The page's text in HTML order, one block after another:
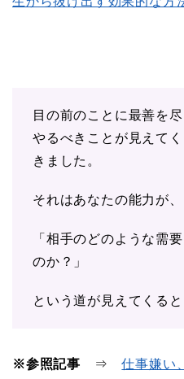
目の前のことに最善を
やるべきことが見えて
きました。
それはあなたの能力が、
「相手のどのような需
のか？」
という道が見えてくると
※参照記事 ⇒仕事嫌い